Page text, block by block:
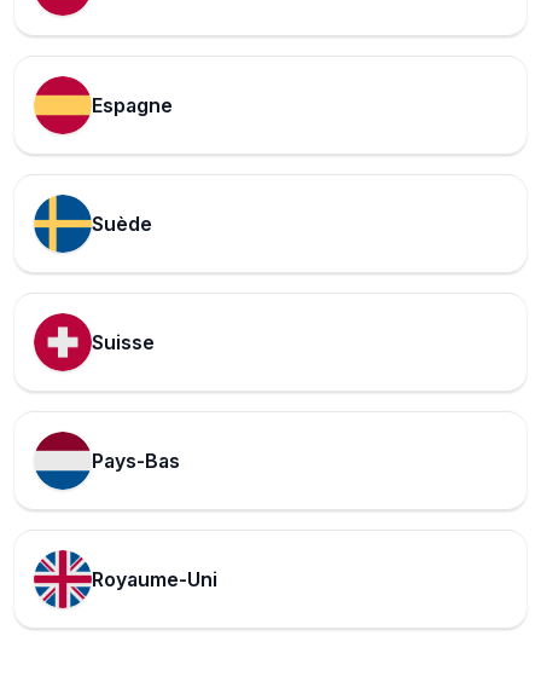
Espagne
Suède
Suisse
Pays-Bas
Royaume-Uni